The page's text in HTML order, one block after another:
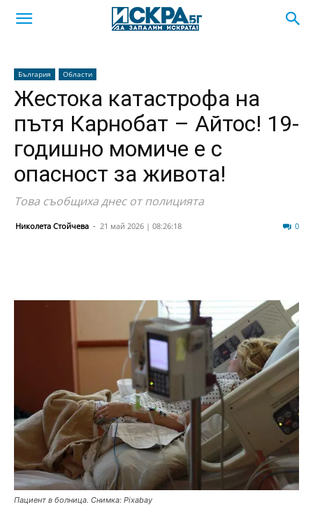
България Области
Жестока катастрофа на
пътя Карнобат – Айтос! 19-
годишно момиче е с
опасност за живота!
Това съобщиха днес от полицията
Николета Стойчева - 21 май 2026 | 08:26:18 0
Пациент в болница. Снимка: Pixabay